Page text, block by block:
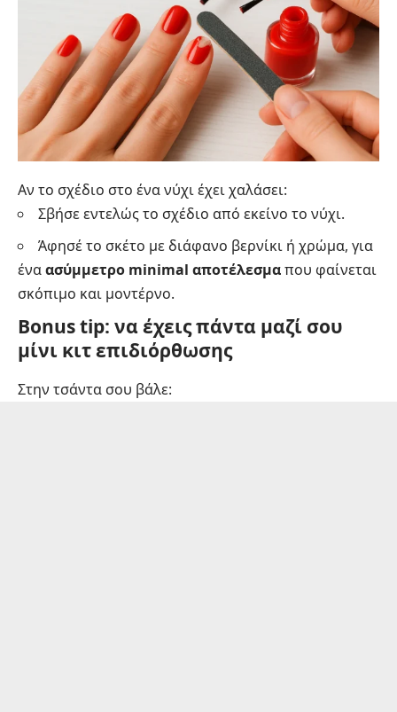
Αν το σχέδιο στο ένα νύχι έχει χαλάσει:
Σβήσε εντελώς το σχέδιο από εκείνο το νύχι.
Άφησέ το σκέτο με διάφανο βερνίκι ή χρώμα, για
έναασύμμετρο minimal αποτέλεσμαπου φαίνεται
σκόπιμο και μοντέρνο.
Bonus tip: να έχεις πάντα μαζί σου
μίνι κιτ επιδιόρθωσης
Στην τσάντα σου βάλε: